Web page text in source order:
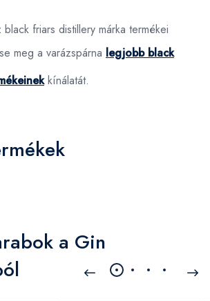
black friars distillery márka termékei
meg a varázspárna legjobb black
kínálatát.
a Gin